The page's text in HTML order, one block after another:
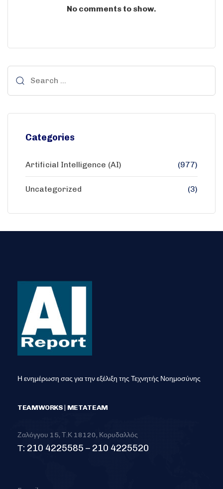
No comments to show.
Categories
Artificial Intelligence (AI) (977)
Uncategorized (3)
Η ενημέρωση σας για την εξέλιξη της Τεχνητής Νοημοσύνης
TEAMWORKS | METATEAM
Ζαλόγγου 15, Τ.Κ 18120, Κορυδαλλός
Τ: 210 4225585 – 210 4225520